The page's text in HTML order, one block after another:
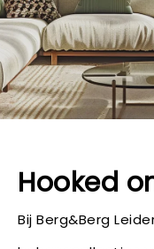
Hooked
Bij Berg&Berg